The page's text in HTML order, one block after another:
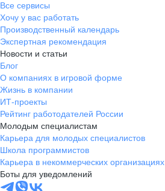
Все сервисы
Хочу у вас работать
Производственный календарь
Экспертная рекомендация
Новости и статьи
Блог
О компаниях в игровой форме
Жизнь в компании
ИТ-проекты
Рейтинг работодателей России
Молодым специалистам
Карьера для молодых специалистов
Школа программистов
Карьера в некоммерческих организациях
Боты для уведомлений